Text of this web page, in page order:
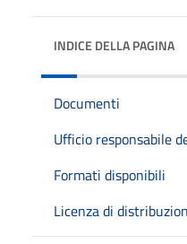
INDICE DELLA PAGINA
Documenti
Ufficio responsabile
Formati disponibili
Licenza di